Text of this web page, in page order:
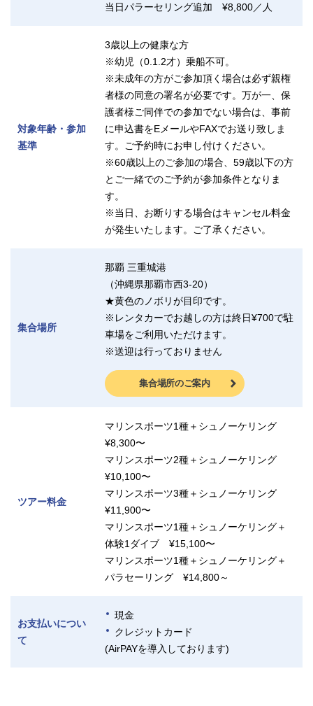
当日パラーセリング追加 ¥8,800／人
対象年齢・参加
基準
3歳以上の健康な方
※幼児（0.1.2才）乗船不可。
※未成年の方がご参加頂く場合は必ず親権
者様の同意の署名が必要です。万が一、保
護者様ご同伴での参加でない場合は、事前
に申込書をEメールやFAXでお送り致しま
す。ご予約時にお申し付けください。
※60歳以上のご参加の場合、59歳以下の方
とご一緒でのご予約が参加条件となりま
す。
※当日、お断りする場合はキャンセル料金
が発生いたします。ご了承ください。
集合場所
那覇 三重城港
（沖縄県那覇市西3-20）
★黄色のノボリが目印です。
※レンタカーでお越しの方は終日¥700で駐
車場をご利用いただけます。
※送迎は行っておりません
集合場所のご案内
ツアー料金
マリンスポーツ1種＋シュノーケリング
¥8,300〜
マリンスポーツ2種＋シュノーケリング
¥10,100〜
マリンスポーツ3種＋シュノーケリング
¥11,900〜
マリンスポーツ1種＋シュノーケリング＋
体験1ダイブ ¥15,100〜
マリンスポーツ1種＋シュノーケリング＋
パラセーリング ¥14,800～
お支払いについ
て
現金
クレジットカード
(AirPAYを導入しております)